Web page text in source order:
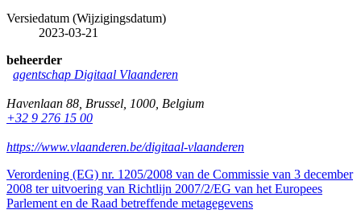
Versiedatum (Wijzigingsdatum)
2023-03-21
beheerder
agentschap Digitaal Vlaanderen
Havenlaan 88 Brussel 1000 Belgium
+32 9 276 15 00
https://www.vlaanderen.be/digitaal-vlaanderen
Verordening (EG) nr. 1205/2008 van de Commissie van 3 december
2008 ter uitvoering van Richtlijn 2007/2/EG van het Europees
Parlement en de Raad betreffende metagegevens